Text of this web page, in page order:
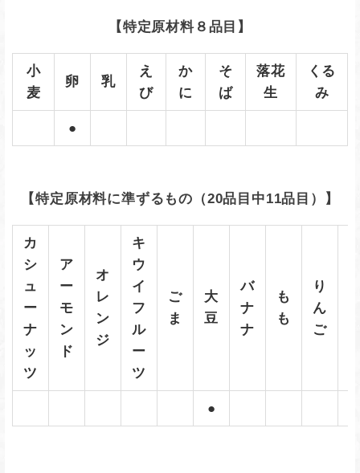
【特定原材料８品目】
小
麦
卵 乳
え
び
か
に
そ
ば
落花
生
くる
み
●
【特定原材料に準ずるもの（20品目中11品目）】
カ
シ
ュ
ー
ナ
ッ
ツ
ア
ー
モ
ン
ド
オ
レ
ン
ジ
キ
ウ
イ
フ
ル
ー
ツ
ご
ま
大
豆
バ
ナ
ナ
も
も
り
ん
ご
●